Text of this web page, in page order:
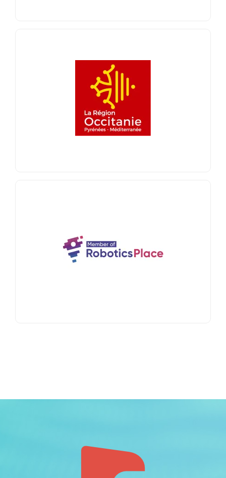
RÉGION OCCITANIE
La région Occitanie accompagne des
programmes d’innovation et de recherche R&D.
Dralam a pu bénéficier de son soutien pour le
projet IntergryMem notamment.
En savoir +
stimuler les projets de recherche et
développements collaboratifs mettant en œuvre
les nouvelles technologies issues de la